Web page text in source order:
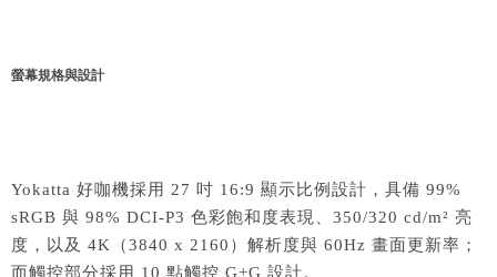
螢幕規格與設計
Yokatta 好咖機採用 27 吋 16:9 顯示比例設計，具備 99%
sRGB 與 98% DCI-P3 色彩飽和度表現、350/320 cd/m² 亮
度，以及 4K（3840 x 2160）解析度與 60Hz 畫面更新率；
而觸控部分採用 10 點觸控 G+G 設計。